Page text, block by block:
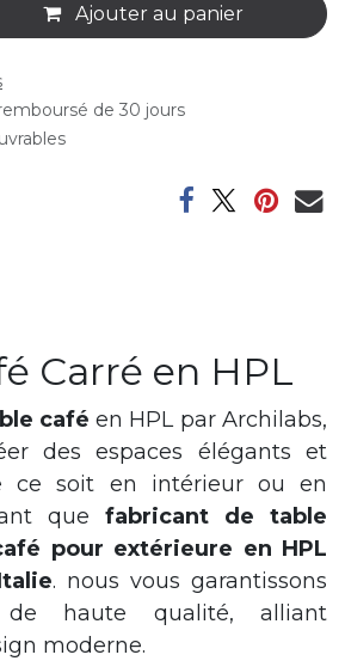
Ajouter au panier
de 30 jours
Carré en HPL
café en HPL par Archilabs,
des espaces élégants et
ce soit en intérieur ou en
que fabricant de table
pour extérieure en HPL
. nous vous garantissons
haute qualité, alliant
moderne.